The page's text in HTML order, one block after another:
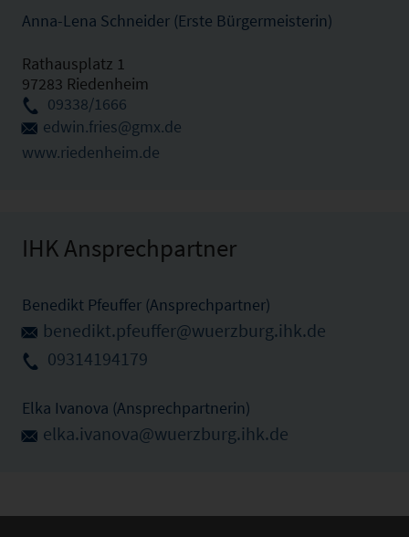
Anna-Lena Schneider (Erste Bürgermeisterin)
Rathausplatz 1
97283 Riedenheim
09338/1666
edwin.fries@gmx.de
www.riedenheim.de
IHK Ansprechpartner
Benedikt Pfeuffer (Ansprechpartner)
benedikt.pfeuffer@wuerzburg.ihk.de
09314194179
Elka Ivanova (Ansprechpartnerin)
elka.ivanova@wuerzburg.ihk.de